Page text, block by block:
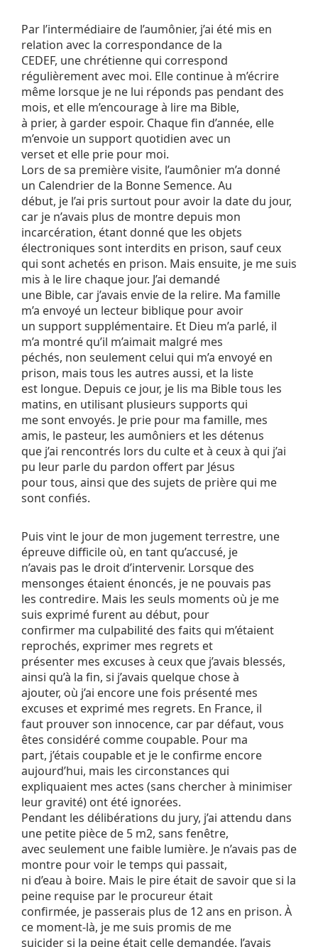
Par l’intermédiaire de l’aumônier, j’ai été mis en
relation avec la correspondance de la
CEDEF, une chrétienne qui correspond
régulièrement avec moi. Elle continue à m’écrire
même lorsque je ne lui réponds pas pendant des
mois, et elle m’encourage à lire ma Bible,
à prier, à garder espoir. Chaque fin d’année, elle
m’envoie un support quotidien avec un
verset et elle prie pour moi.
Lors de sa première visite, l’aumônier m’a donné
un Calendrier de la Bonne Semence. Au
début, je l’ai pris surtout pour avoir la date du jour,
car je n’avais plus de montre depuis mon
incarcération, étant donné que les objets
électroniques sont interdits en prison, sauf ceux
qui sont achetés en prison. Mais ensuite, je me suis
mis à le lire chaque jour. J’ai demandé
une Bible, car j’avais envie de la relire. Ma famille
m’a envoyé un lecteur biblique pour avoir
un support supplémentaire. Et Dieu m’a parlé, il
m’a montré qu’il m’aimait malgré mes
péchés, non seulement celui qui m’a envoyé en
prison, mais tous les autres aussi, et la liste
est longue. Depuis ce jour, je lis ma Bible tous les
matins, en utilisant plusieurs supports qui
me sont envoyés. Je prie pour ma famille, mes
amis, le pasteur, les aumôniers et les détenus
que j’ai rencontrés lors du culte et à ceux à qui j’ai
pu leur parle du pardon offert par Jésus
pour tous, ainsi que des sujets de prière qui me
sont confiés.
Puis vint le jour de mon jugement terrestre, une
épreuve difficile où, en tant qu’accusé, je
n’avais pas le droit d’intervenir. Lorsque des
mensonges étaient énoncés, je ne pouvais pas
les contredire. Mais les seuls moments où je me
suis exprimé furent au début, pour
confirmer ma culpabilité des faits qui m’étaient
reprochés, exprimer mes regrets et
présenter mes excuses à ceux que j’avais blessés,
ainsi qu’à la fin, si j’avais quelque chose à
ajouter, où j’ai encore une fois présenté mes
excuses et exprimé mes regrets. En France, il
faut prouver son innocence, car par défaut, vous
êtes considéré comme coupable. Pour ma
part, j’étais coupable et je le confirme encore
aujourd’hui, mais les circonstances qui
expliquaient mes actes (sans chercher à minimiser
leur gravité) ont été ignorées.
Pendant les délibérations du jury, j’ai attendu dans
une petite pièce de 5 m2, sans fenêtre,
avec seulement une faible lumière. Je n’avais pas de
montre pour voir le temps qui passait,
ni d’eau à boire. Mais le pire était de savoir que si la
peine requise par le procureur était
confirmée, je passerais plus de 12 ans en prison. À
ce moment-là, je me suis promis de me
suicider si la peine était celle demandée. J’avais